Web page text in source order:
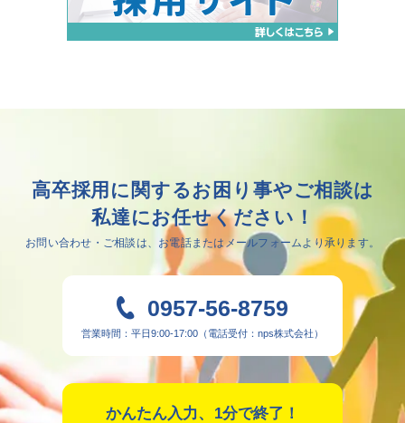
高卒採用に関するお困り事やご相談は
私達にお任せください！
お問い合わせ・ご相談は、 お電話またはメールフォームより承ります。
0957-56-8759
営業時間：平日9:00-17:00（電話受付：nps株式会社）
かんたん入力、1分で終了！